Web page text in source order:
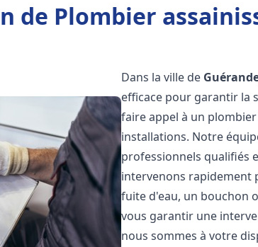
de Plombier
Dans la ville de
efficace pour garantir la
faire appel à un
installations. Notre
professionnels qualifiés
intervenons rapidement
fuite d'eau, un bouchon
vous garantir une
nous sommes à votre